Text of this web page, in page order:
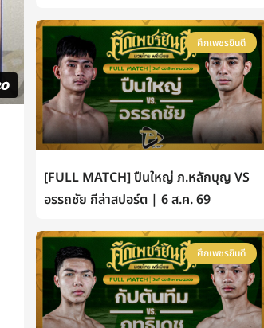
ศึกเพชรยินดี
[FULL MATCH] ปืนใหญ่ ภ.หลักบุญ VS
อรรถชัย กีล่าสปอร์ต | 6 ส.ค. 69
ศึกเพชรยินดี